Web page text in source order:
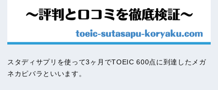
スタディサプリを使って3ヶ月でTOEIC 600点に到達したメガ
ネカピバラといいます。